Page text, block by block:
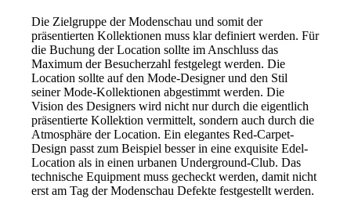
Die Zielgruppe der Modenschau und somit der
präsentierten Kollektionen muss klar definiert werden. Für
die Buchung der Location sollte im Anschluss das
Maximum der Besucherzahl festgelegt werden. Die
Location sollte auf den Mode-Designer und den Stil
seiner Mode-Kollektionen abgestimmt werden. Die
Vision des Designers wird nicht nur durch die eigentlich
präsentierte Kollektion vermittelt, sondern auch durch die
Atmosphäre der Location. Ein elegantes Red-Carpet-
Design passt zum Beispiel besser in eine exquisite Edel-
Location als in einen urbanen Underground-Club. Das
technische Equipment muss gecheckt werden, damit nicht
erst am Tag der Modenschau Defekte festgestellt werden.